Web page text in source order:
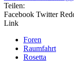
Teilen:
Facebook Twitter
Link
Foren
Raumfahrt
Rosetta